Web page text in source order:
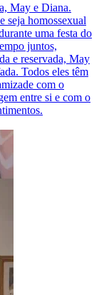
May e Diana.
seja homossexual
uma festa do
juntos,
e reservada, May
Todos eles têm
com o
entre si e com o